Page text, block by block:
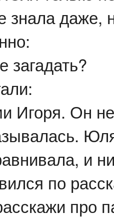
знала даже,
загадать?
Игоря. Он
и
по
про